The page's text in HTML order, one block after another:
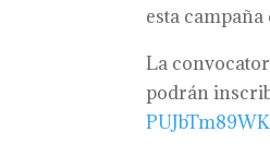
esta
La
podrán